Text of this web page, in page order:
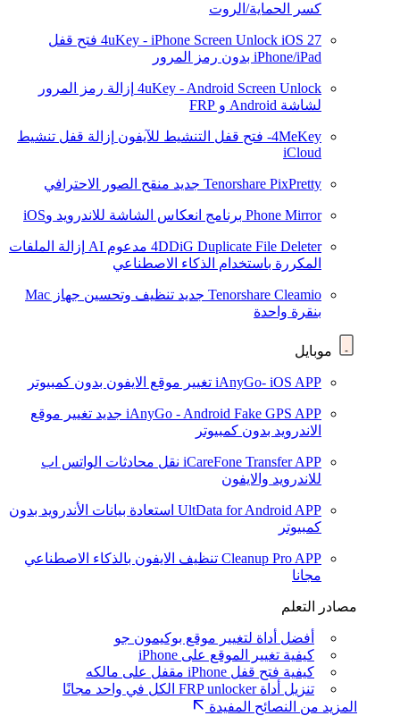
كسر الحماية/الروت
4uKey - iPhone Screen Unlock iOS 27
فتح قفل
iPhone/iPad بدون رمز المرور
4uKey - Android Screen Unlock إزالة رمز المرور
لشاشة Android و FRP
4MeKey- فتح قفل التنشيط للآيفون
إزالة قفل تنشيط
iCloud
Tenorshare PixPretty جديد منقح الصور الاحترافي
Phone Mirror برنامج انعكاس الشاشة للاندرويد وiOS
4DDiG Duplicate File Deleter مدعوم AI
إزالة الملفات
المكررة باستخدام الذكاء الاصطناعي
Tenorshare Cleamio جديد
تنظيف وتحسين جهاز Mac
بنقرة واحدة
موبايل
iAnyGo- iOS APP تغيير موقع الايفون بدون كمبيوتر
iAnyGo - Android Fake GPS APP جديد تغيير موقع
الاندرويد بدون كمبيوتر
iCareFone Transfer APP نقل محادثات الواتس اب
للاندرويد والايفون
UltData for Android APP استعادة بيانات الأندرويد بدون
كمبيوتر
Cleanup Pro APP تنظيف الايفون بالذكاء الاصطناعي
مجانا
مصادر التعلم
أفضل أداة لتغيير موقع بوكيمون جو
كيفية تغيير الموقع على iPhone
كيفية فتح قفل iPhone مقفل على مالكه
تنزيل أداة FRP unlocker الكل في واحد مجانًا
المزيد من النصائح المفيدة